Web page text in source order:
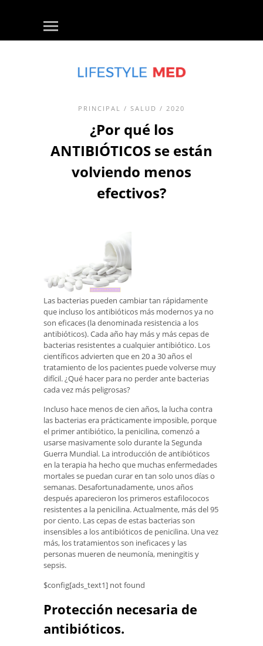
PRINCIPAL / SALUD / 2020
¿Por qué los
ANTIBIÓTICOS se están
volviendo menos
efectivos?
Las bacterias pueden cambiar tan rápidamente
que incluso los antibióticos más modernos ya no
son eficaces (la denominada resistencia a los
antibióticos). Cada año hay más y más cepas de
bacterias resistentes a cualquier antibiótico. Los
científicos advierten que en 20 a 30 años el
tratamiento de los pacientes puede volverse muy
difícil. ¿Qué hacer para no perder ante bacterias
cada vez más peligrosas?
Incluso hace menos de cien años, la lucha contra
las bacterias era prácticamente imposible, porque
el primer antibiótico, la penicilina, comenzó a
usarse masivamente solo durante la Segunda
Guerra Mundial. La introducción de antibióticos
en la terapia ha hecho que muchas enfermedades
mortales se puedan curar en tan solo unos días o
semanas. Desafortunadamente, unos años
después aparecieron los primeros estafilococos
resistentes a la penicilina. Actualmente, más del 95
por ciento. Las cepas de estas bacterias son
insensibles a los antibióticos de penicilina. Una vez
más, los tratamientos son ineficaces y las
personas mueren de neumonía, meningitis y
sepsis.
$config[ads_text1] not found
Protección necesaria de
antibióticos.